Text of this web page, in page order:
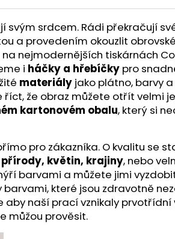
srdcem. Rádi překračují
a provedením okouzlit
na nejmodernějších tiskárnách
i háčky a hřebíčky pro
materiály jako plátno, barvy
říct, že obraz můžete otřít velmi
kartonovém obalu, který si
pro zákazníka. O kvalitu se
květin, krajiny, nebo
barvami a můžete jimi
které jsou zdravotně
naší prací vznikaly
můžou prověsit.